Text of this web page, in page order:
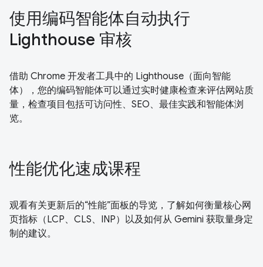
使用编码智能体自动执行
Lighthouse 审核
借助 Chrome 开发者工具中的 Lighthouse（面向智能
体），您的编码智能体可以通过实时健康检查来评估网站质
量，检查项目包括可访问性、SEO、最佳实践和智能体浏
览。
性能优化速成课程
观看有关更新后的“性能”面板的导览，了解如何衡量核心网
页指标（LCP、CLS、INP）以及如何从 Gemini 获取量身定
制的建议。